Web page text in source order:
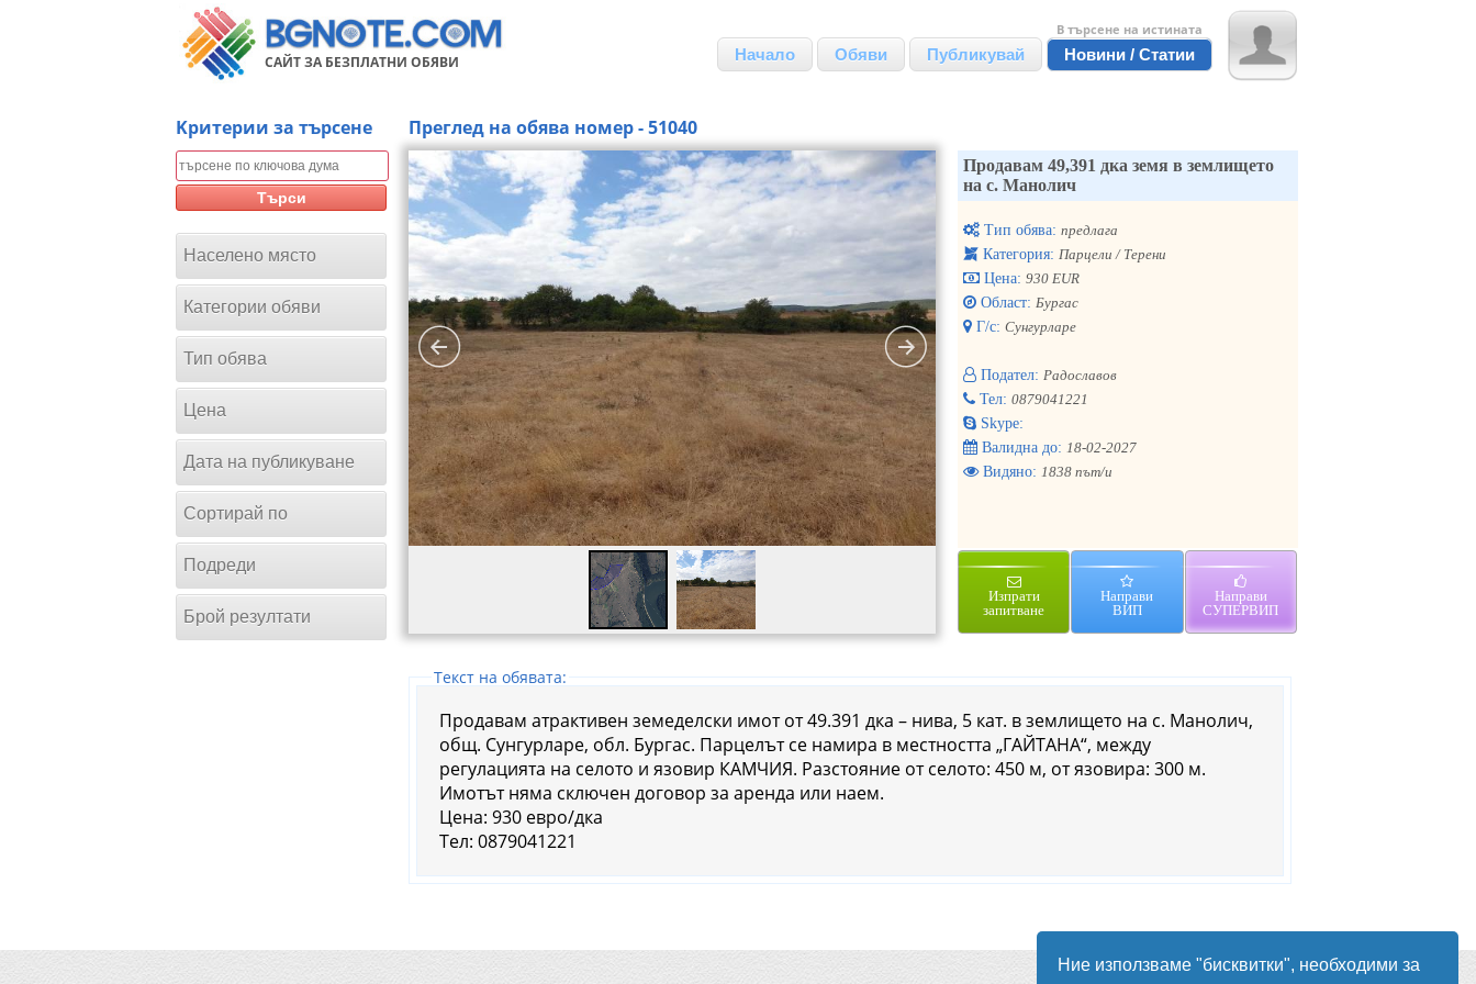
Ние използваме "бисквитки", необходими за
САЙТ ЗА БЕЗПЛАТНИ ОБЯВИ Начало Обяви Публикувай
В търсене на истината
Новини / Статии
Kритерии за търсене
Търси
Населено място
Категории обяви
Тип обява
Цена
Дата на публикуване
Сортирай по
Подреди
Брой резултати
Преглед на обява номер - 51040
Продавам 49,391 дка земя в землището
на с. Манолич
Тип обява: предлага
Категория: Парцели / Терени
Цена: 930 EUR
Област: Бургас
Г/с: Сунгурларе
Подател: Радославов
Тел: 0879041221
Skype:
Валидна до: 18-02-2027
Видяно: 1838 път/и
Изпрати
запитване
Направи
ВИП
Направи
СУПЕРВИП
Tекст на обявата:
Продавам атрактивен земеделски имот от 49.391 дка – нива, 5 кат. в землището на с. Манолич,
общ. Сунгурларе, обл. Бургас. Парцелът се намира в местността „ГАЙТАНА“, между
регулацията на селото и язовир КАМЧИЯ. Разстояние от селото: 450 м, от язовира: 300 м.
Имотът няма сключен договор за аренда или наем.
Цена: 930 евро/дка
Тел: 0879041221